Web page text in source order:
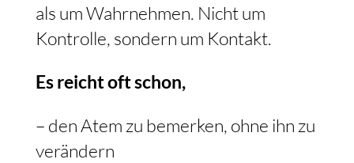
als um Wahrnehmen. Nicht um
Kontrolle, sondern um Kontakt.
Es reicht oft schon,
– den Atem zu bemerken, ohne ihn zu
verändern